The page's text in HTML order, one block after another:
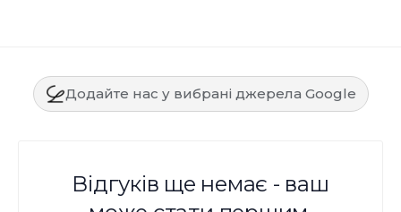
Додайте нас у вибрані джерела Google
Відгуків ще немає - ваш